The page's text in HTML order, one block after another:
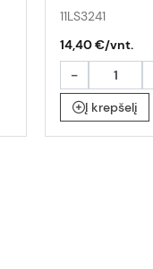
11LS3241
14,40 €/vnt.
-
Į krepšelį